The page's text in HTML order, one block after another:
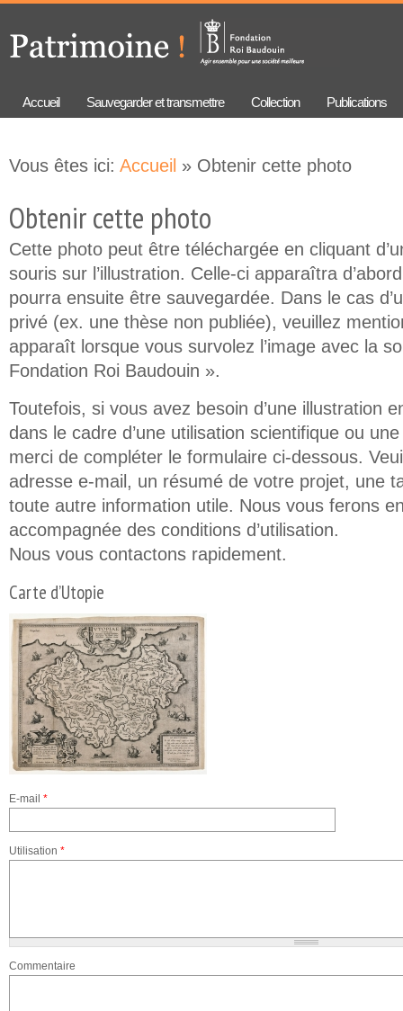
principal
Accueil Sauvegarder et transmettre Collection Publications
Vous êtes ici: Accueil » Obtenir cette photo
Obtenir cette photo
Cette photo peut être téléchargée en cliquant
souris sur l’illustration. Celle-ci apparaîtra
pourra ensuite être sauvegardée. Dans le cas
privé (ex. une thèse non publiée), veuillez
apparaît lorsque vous survolez l’image avec la
Fondation Roi Baudouin ».
Toutefois, si vous avez besoin d’une illustration
dans le cadre d’une utilisation scientifique ou
merci de compléter le formulaire ci-dessous.
adresse e-mail, un résumé de votre projet, une
toute autre information utile. Nous vous ferons
accompagnée des conditions d’utilisation.
Nous vous contactons rapidement.
Carte d’Utopie
E-mail *
Utilisation *
Commentaire